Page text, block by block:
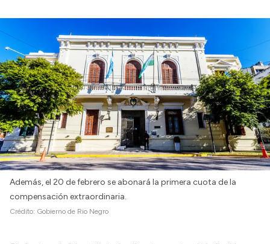
Login
Además, el 20 de febrero se abonará la primera cuota de la
compensación extraordinaria.
Crédito: Gobierno de Rio Negro